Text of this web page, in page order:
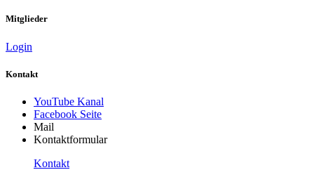
Mitglieder
Login
Kontakt
YouTube Kanal
Facebook Seite
Mail
Kontaktformular
Kontakt